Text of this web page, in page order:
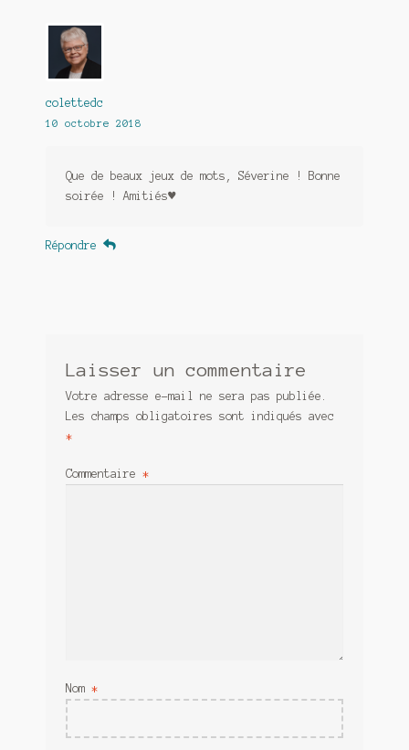
colettedc
10 octobre 2018
Que de beaux jeux de mots, Séverine ! Bonne
soirée ! Amitiés♥
Répondre
Laisser un commentaire
Votre adresse e-mail ne sera pas publiée.
Les champs obligatoires sont indiqués avec
*
Commentaire *
Nom *